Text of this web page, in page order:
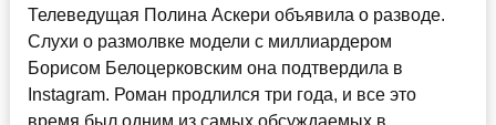
Телеведущая Полина Аскери объявила о разводе.
Слухи о размолвке модели с миллиардером
Борисом Белоцерковским она подтвердила в
Instagram. Роман продлился три года, и все это